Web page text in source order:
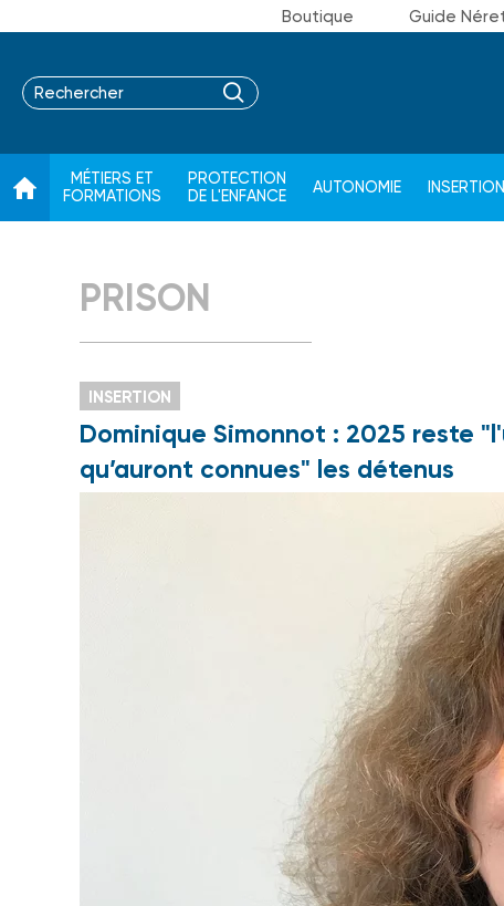
Boutique Guide
MÉTIERS ET
FORMATIONS
PROTECTION
DE L'ENFANCE
AUTONOMIE INSERTION
PRISON
INSERTION
Dominique Simonnot : 2025 reste
qu’auront connues" les détenus